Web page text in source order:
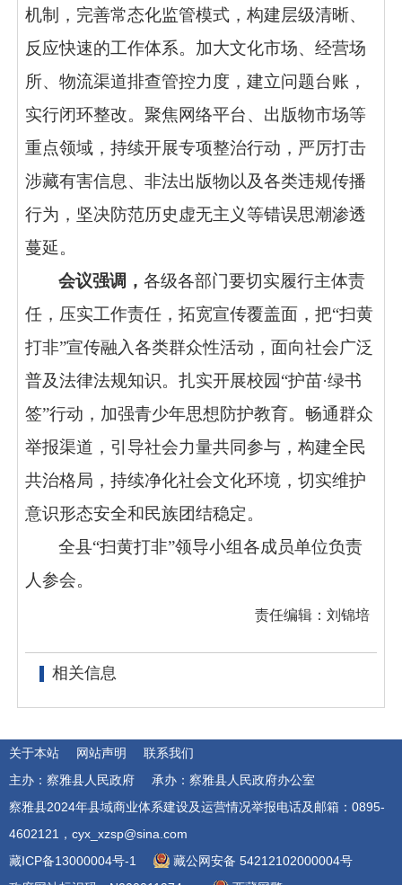
机制，完善常态化监管模式，构建层级清晰、
反应快速的工作体系。加大文化市场、经营场
所、物流渠道排查管控力度，建立问题台账，
实行闭环整改。聚焦网络平台、出版物市场等
重点领域，持续开展专项整治行动，严厉打击
涉藏有害信息、非法出版物以及各类违规传播
行为，坚决防范历史虚无主义等错误思潮渗透
蔓延。
会议强调，各级各部门要切实履行主体责
任，压实工作责任，拓宽宣传覆盖面，把“扫黄
打非”宣传融入各类群众性活动，面向社会广泛
普及法律法规知识。扎实开展校园“护苗·绿书
签”行动，加强青少年思想防护教育。畅通群众
举报渠道，引导社会力量共同参与，构建全民
共治格局，持续净化社会文化环境，切实维护
意识形态安全和民族团结稳定。
全县“扫黄打非”领导小组各成员单位负责
人参会。
责任编辑：刘锦培
相关信息
关于本站 网站声明
联系我们
主办：察雅县人民政府
承办：察雅县人民政府办公室
察雅县2024年县域商业体系建设及运营情况举报电话及邮箱：0895-
4602121，cyx_xzsp@sina.com
藏ICP备13000004号-1
藏公网安备 54212102000004号